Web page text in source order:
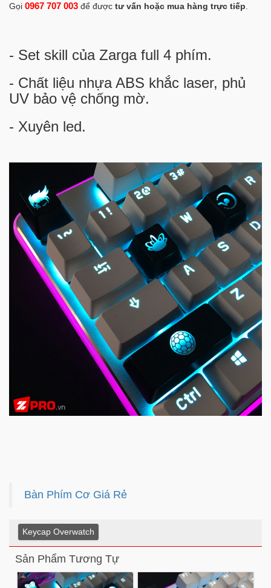
Gọi 0967 707 003 để được tư vấn hoặc mua hàng trực tiếp
- Set skill của Zarga full 4 phím.
- Chất liệu nhựa ABS khắc laser, phủ
UV bảo vệ chống mờ.
- Xuyên led.
Bàn Phím Cơ Giá Rẻ
Keycap Overwatch
Sản Phẩm Tương Tự